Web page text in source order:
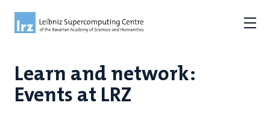
Learn and network:
Events at LRZ